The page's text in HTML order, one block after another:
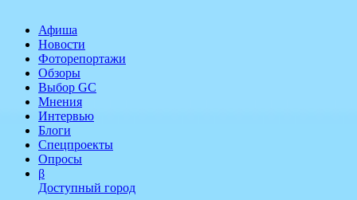
Афиша
Новости
Фоторепортажи
Обзоры
Выбор GC
Мнения
Интервью
Блоги
Спецпроекты
Опросы
β
Доступный город